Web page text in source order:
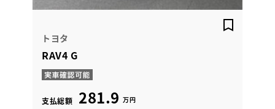
トヨタ
RAV4 G
支払総額 281.9 万円